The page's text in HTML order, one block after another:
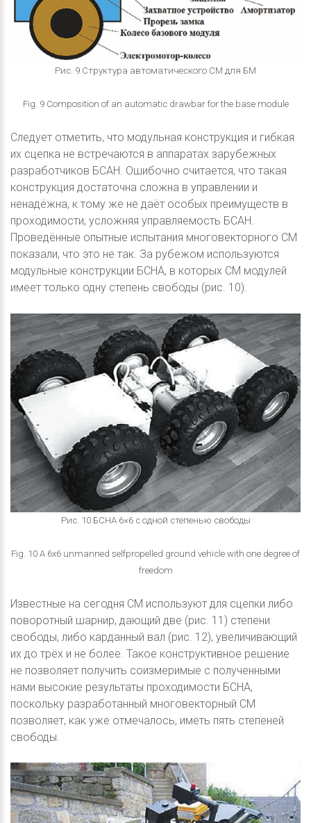
Рис. 9 Структура автоматического СМ для БМ
Fig. 9 Composition of an automatic drawbar for the base module
Следует отметить, что модульная конструкция и гибкая
их сцепка не встречаются в аппаратах зарубежных
разработчиков БСАН. Ошибочно считается, что такая
конструкция достаточна сложна в управлении и
ненадёжна, к тому же не даёт особых преимуществ в
проходимости, усложняя управляемость БСАН.
Проведённые опытные испытания многовекторного СМ
показали, что это не так. За рубежом используются
модульные конструкции БСНА, в которых СМ модулей
имеет только одну степень свободы (рис. 10).
Рис. 10 БСНА 6×6 с одной степенью свободы
Fig. 10 A 6x6 unmanned selfpropelled ground vehicle with one degree of
freedom
Известные на сегодня СМ используют для сцепки либо
поворотный шарнир, дающий две (рис. 11) степени
свободы, либо карданный вал (рис. 12), увеличивающий
их до трёх и не более. Такое конструктивное решение
не позволяет получить соизмеримые с полученными
нами высокие результаты проходимости БСНА,
поскольку разработанный многовекторный СМ
позволяет, как уже отмечалось, иметь пять степеней
свободы.